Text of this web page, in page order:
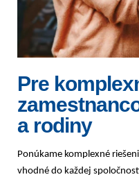
Pre
a rodiny
Ponúkame komplexné
vhodné do každej